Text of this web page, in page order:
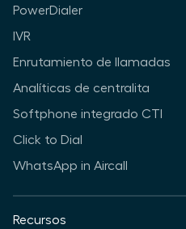
PowerDialer
IVR
Enrutamiento de llamadas
Analíticas de centralita
Softphone integrado CTI
Click to Dial
WhatsApp in Aircall
Recursos